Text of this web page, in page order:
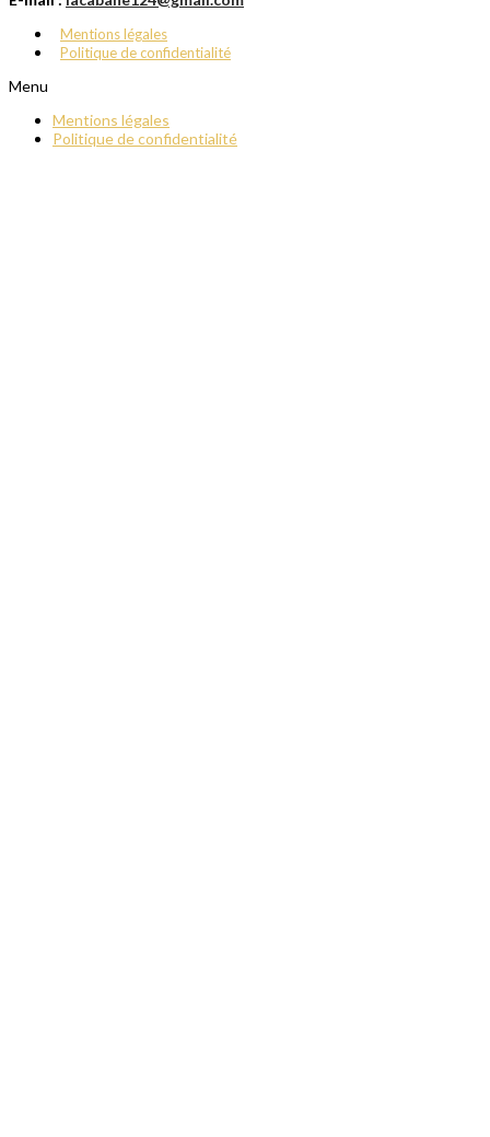
Mentions légales
Politique de confidentialité
Menu
Mentions légales
Politique de confidentialité